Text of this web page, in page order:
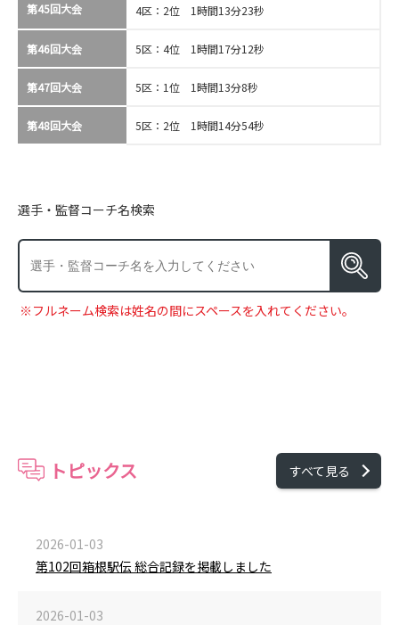
第45回大会 4区：2位 1時間13分23秒
第46回大会 5区：4位 1時間17分12秒
第47回大会 5区：1位 1時間13分8秒
第48回大会 5区：2位 1時間14分54秒
選手・監督コーチ名検索
※フルネーム検索は姓名の間にスペースを入れてください。
トピックス すべて見る
2026-01-03
第102回箱根駅伝 総合記録を掲載しました
2026-01-03